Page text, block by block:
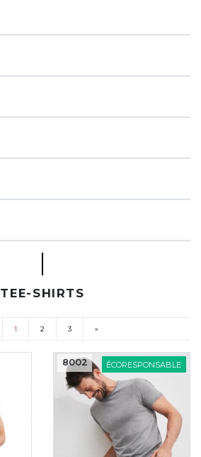
TEE-SHIRTS
1
2 3 »
ÉCORESPONSABLE
8002